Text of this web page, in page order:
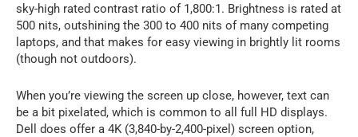
sky-high rated contrast ratio of 1,800:1. Brightness is rated at
500 nits, outshining the 300 to 400 nits of many competing
laptops, and that makes for easy viewing in brightly lit rooms
(though not outdoors).
When you’re viewing the screen up close, however, text can
be a bit pixelated, which is common to all full HD displays.
Dell does offer a 4K (3,840-by-2,400-pixel) screen option,